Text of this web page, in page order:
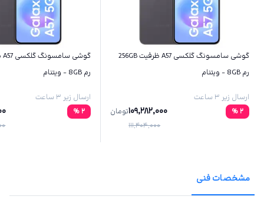
گوشی سامسونگ گلکسی A57 ظرفیت 256GB
رم 8GB - ویتنام
ارسال زیر ۳ ساعت
2
%
109,282,000
111,404,000
تومان
رم 8GB - ویتنام
ارسال زیر ۳ ساعت
2
%
مشخصات فنی